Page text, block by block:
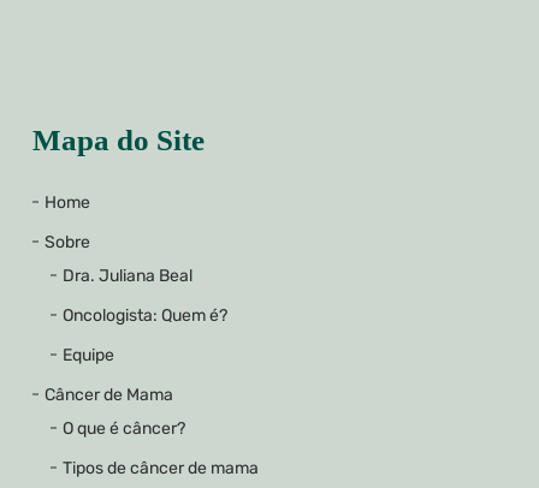
Mapa do Site
Home
Sobre
Dra. Juliana Beal
Oncologista: Quem é?
Equipe
Câncer de Mama
O que é câncer?
Tipos de câncer de mama